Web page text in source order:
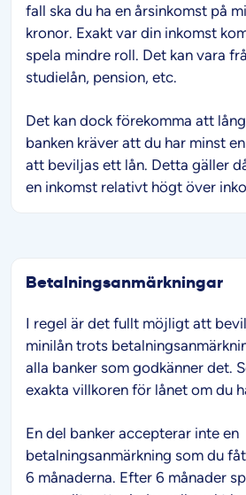
fall ska du ha en årsinkomst på
kronor. Exakt var din inkomst
spela mindre roll. Det kan vara
studielån, pension, etc.
Det kan dock förekomma att
banken kräver att du har minst
att beviljas ett lån. Detta gäller
en inkomst relativt högt över
Betalningsanmärkningar
I regel är det fullt möjligt att
minilån trots
alla banker som godkänner det.
exakta villkoren för lånet om du
En del banker accepterar inte en
betalningsanmärkning som du
6 månaderna. Efter 6 månader